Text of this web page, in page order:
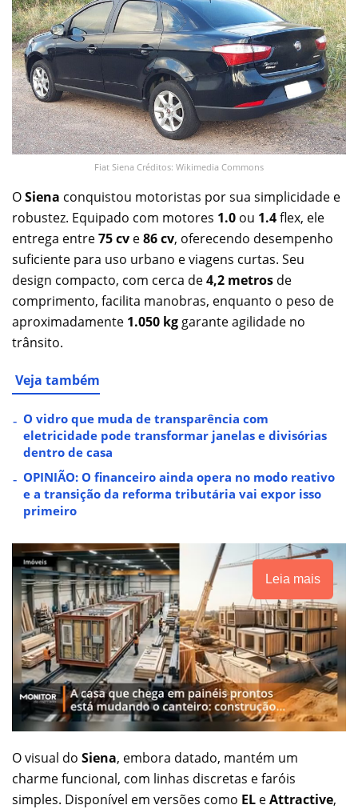
Fiat Siena Créditos: Wikimedia Commons
OSiena conquistou motoristas por sua simplicidade e
robustez. Equipado com motores 1.0 ou 1.4flex, ele
entrega entre75 cv e86 cv, oferecendo desempenho
suficiente para uso urbano e viagens curtas. Seu
design compacto, com cerca de4,2 metros de
comprimento, facilita manobras, enquanto o peso de
aproximadamente 1.050 kg garante agilidade no
trânsito.
Veja também
O vidro que muda de transparência com
eletricidade pode transformar janelas e divisórias
dentro de casa
OPINIÃO: O financeiro ainda opera no modo reativo
e a transição da reforma tributária vai expor isso
primeiro
Leia mais
O visual do Siena, embora datado, mantém um
charme funcional, com linhas discretas e faróis
simples. Disponível em versões como EL eAttractive,